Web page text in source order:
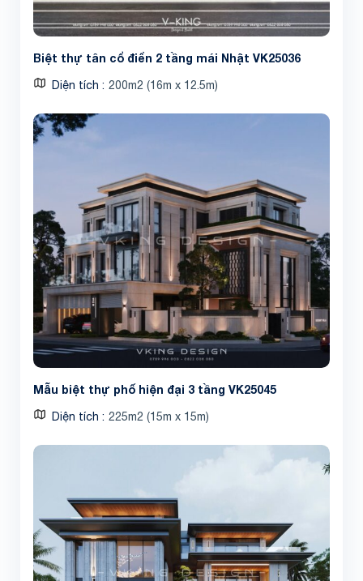
Biệt thự tân cổ điển 2 tầng mái Nhật VK25036
Diện tích 200m2 (16m x 12.5m)
Mẫu biệt thự phố hiện đại 3 tầng VK25045
Diện tích 225m2 (15m x 15m)